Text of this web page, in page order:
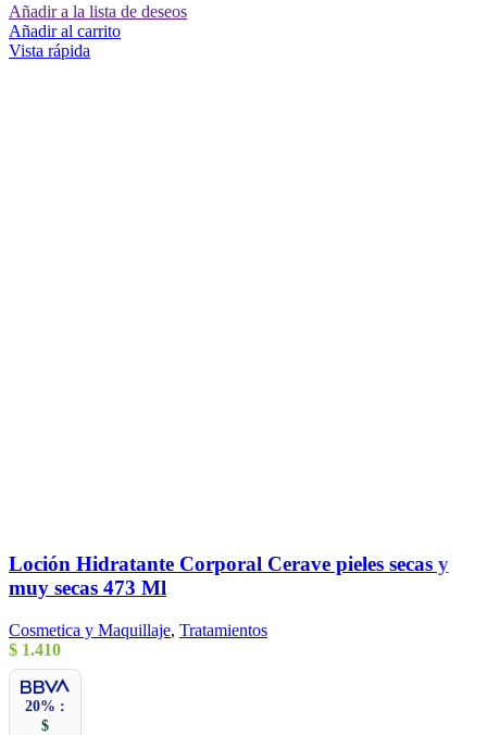
Añadir a la lista de deseos
Añadir al carrito
Vista rápida
Loción Hidratante Corporal Cerave pieles secas y
muy secas 473 Ml
Cosmetica y Maquillaje, Tratamientos
$ 1.410
20% :
$